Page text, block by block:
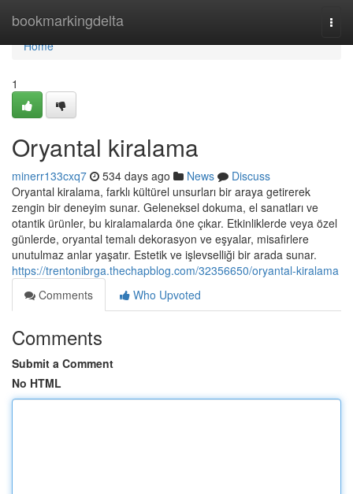
bookmarkingdelta
Home
Home
1
Oryantal kiralama
minerr133cxq7 534 days ago News
Discuss
Oryantal kiralama, farklı kültürel unsurları bir araya getirerek
zengin bir deneyim sunar. Geleneksel dokuma, el sanatları ve
otantik ürünler, bu kiralamalarda öne çıkar. Etkinliklerde veya özel
günlerde, oryantal temalı dekorasyon ve eşyalar, misafirlere
unutulmaz anlar yaşatır. Estetik ve işlevselliği bir arada sunar.
https://trentonibrga.thechapblog.com/32356650/oryantal-kiralama
Comments
Who Upvoted
Comments
Submit a Comment
No HTML